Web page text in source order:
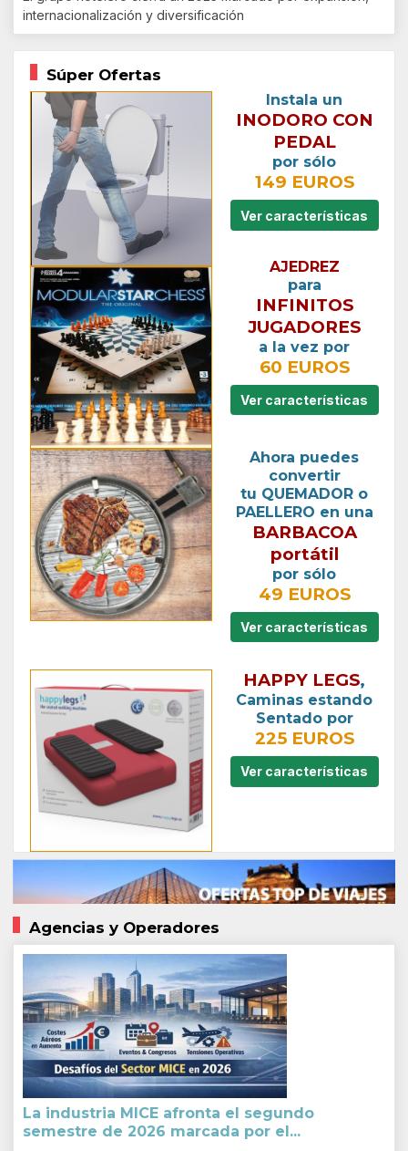
internacionalización y diversificación
Súper Ofertas
Instala un
INODORO CON
PEDAL
por sólo
149 EUROS
Ver características
AJEDREZ
para
INFINITOS
JUGADORES
a la vez por
60 EUROS
Ver características
Ahora puedes
convertir
tu QUEMADOR o
PAELLERO en una
BARBACOA
portátil
por sólo
49 EUROS
Ver características
HAPPY LEGS,
Caminas estando
Sentado por
225 EUROS
Ver características
Agencias y Operadores
La industria MICE afronta el segundo
semestre de 2026 marcada por el...